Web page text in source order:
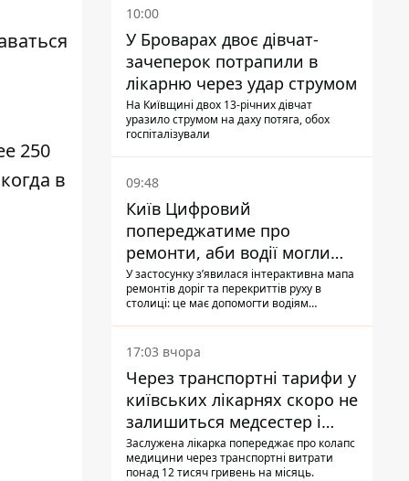
250
в
10:00
У Броварах двоє дівчат-
зачеперок потрапили в
лікарню через удар струмом
На Київщині двох 13-річних дівчат
уразило струмом на даху потяга, обох
госпіталізували
09:48
Київ Цифровий
попереджатиме про
ремонти, аби водії могли
уникати ділянок із заторами
У застосунку зʼявилася інтерактивна мапа
ремонтів доріг та перекриттів руху в
столиці: це має допомогти водіям
17:03 вчора
Через транспортні тарифи у
київських лікарнях скоро не
залишиться медсестер і
санітарок - професор
Голубовська
Заслужена лікарка попереджає про колапс
медицини через транспортні витрати
понад 12 тисяч гривень на місяць.